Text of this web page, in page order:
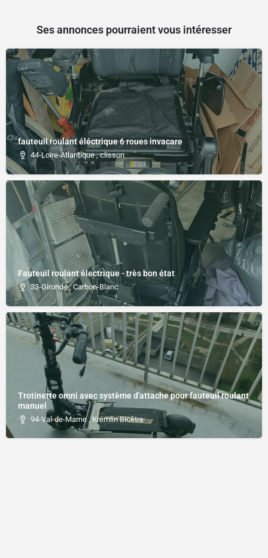
Ses annonces pourraient vous intéresser
fauteuil roulant éléctrique 6 roues invacare
44-Loire-Atlantique , clisson
Fauteuil roulant électrique - très bon état
33-Gironde , Carbon-Blanc
Trotinette omni avec système d'attache pour fauteuil roulant
manuel
94-Val-de-Marne , Kremlin Bicêtre